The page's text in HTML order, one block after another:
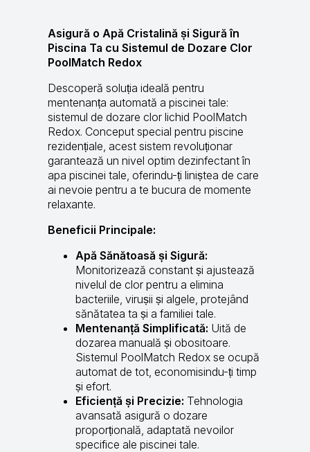
Asigură o Apă Cristalină și Sigură în
Piscina Ta cu Sistemul de Dozare Clor
PoolMatch Redox
Descoperă soluția ideală pentru
mentenanța automată a piscinei tale:
sistemul de dozare clor lichid PoolMatch
Redox. Conceput special pentru piscine
rezidențiale, acest sistem revoluționar
garantează un nivel optim dezinfectant în
apa piscinei tale, oferindu-ți liniștea de care
ai nevoie pentru a te bucura de momente
relaxante.
Beneficii Principale:
Apă Sănătoasă și Sigură:
Monitorizează constant și ajustează
nivelul de clor pentru a elimina
bacteriile, virușii și algele, protejând
sănătatea ta și a familiei tale.
Mentenanță Simplificată: Uită de
dozarea manuală și obositoare.
Sistemul PoolMatch Redox se ocupă
automat de tot, economisindu-ți timp
și efort.
Eficiență și Precizie: Tehnologia
avansată asigură o dozare
proporțională, adaptată nevoilor
specifice ale piscinei tale.